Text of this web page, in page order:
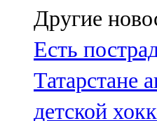
102,3 FM
Яңа чишмә
107,0 FM
Яр Чаллы
Другие
Есть
Татарстане
детской